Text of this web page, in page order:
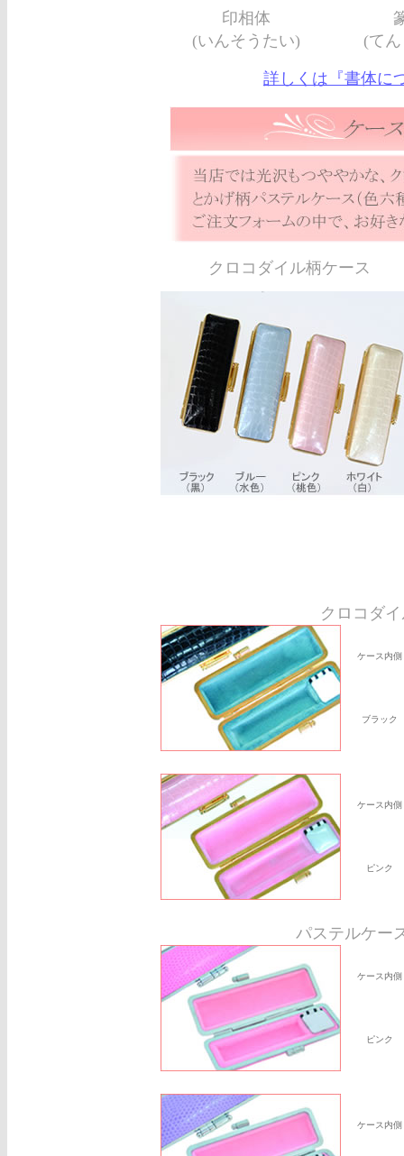
印相体
(いんそうたい)
(て
詳しくは『書体に
クロコダイル柄ケース
クロコダ
ケース内側
ブラック
ケース内側
ピンク
パステルケー
ケース内側
ピンク
ケース内側